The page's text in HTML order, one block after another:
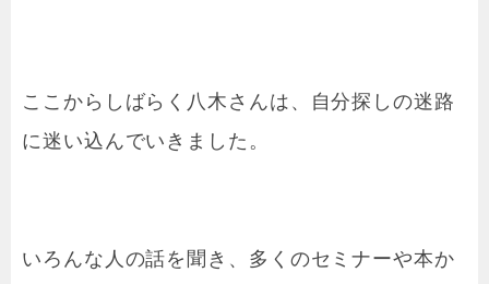
ここからしばらく八木さんは、自分探しの迷路
に迷い込んでいきました。
いろんな人の話を聞き、多くのセミナーや本か